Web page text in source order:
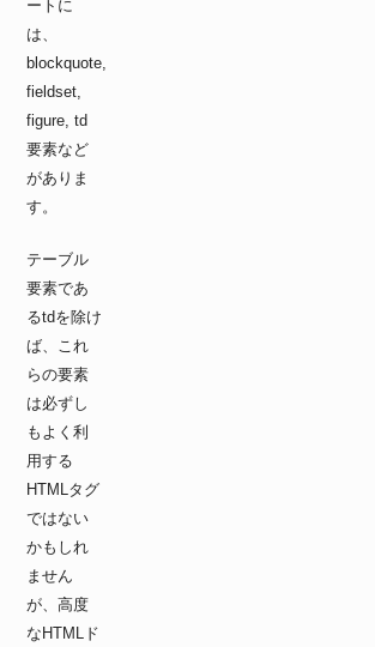
ートに
は、
blockquote,
fieldset,
figure, td
要素など
がありま
す。
テーブル
要素であ
るtdを除け
ば、これ
らの要素
は必ずし
もよく利
用する
HTMLタグ
ではない
かもしれ
ません
が、高度
なHTMLド